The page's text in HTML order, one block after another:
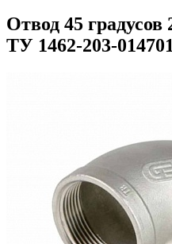
Отвод 45
ТУ 1462-203-